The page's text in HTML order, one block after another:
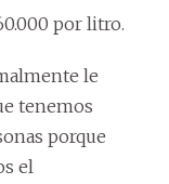
por litro.
le
tenemos
porque
el